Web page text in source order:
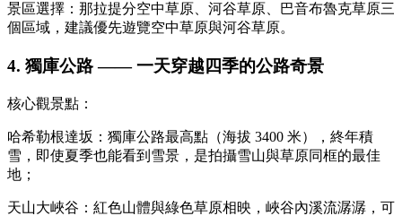
景區選擇：那拉提分空中草原、河谷草原、巴音布魯克草原三
個區域，建議優先遊覽空中草原與河谷草原。
4. 獨庫公路 —— 一天穿越四季的公路奇景
核心觀景點：
哈希勒根達坂：獨庫公路最高點（海拔 3400 米），終年積
雪，即使夏季也能看到雪景，是拍攝雪山與草原同框的最佳
地；
天山大峽谷：紅色山體與綠色草原相映，峽谷內溪流潺潺，可